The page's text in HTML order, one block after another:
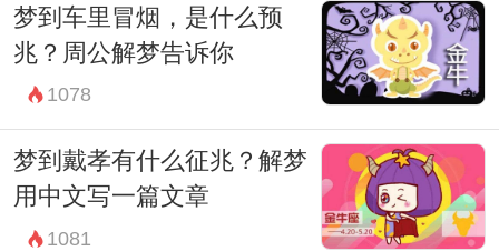
让我们感到无助和恐慌。这时，我们需要审
视自己的生活和内心，寻找重建的路径和方
法。
总之，房屋倒塌是一种充满象征性意义的梦
境，它反映了个人内心世界的种种情感和体
验。当我们梦见房屋倒塌时，不妨停下来，
梦到车里冒烟，是什么预
兆？周公解梦告诉你
1078
梦到戴孝有什么征兆？解梦
用中文写一篇文章
1081